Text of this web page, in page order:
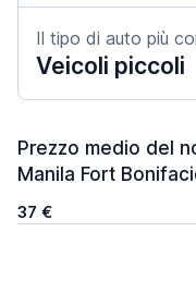
Il tipo di auto più
Veicoli piccoli
Prezzo medio del
Manila Fort
37 €